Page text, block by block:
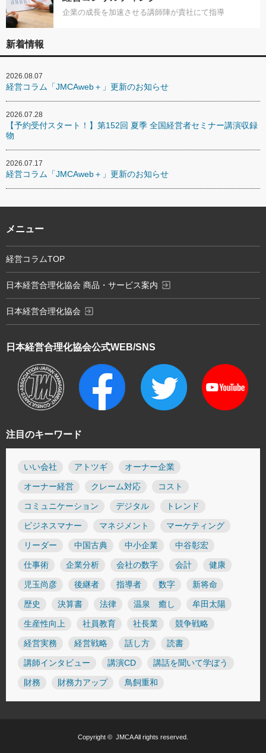
企業の成長を加速させる講師陣が貴社にて指導
新着情報
2026.08.07
経営コラム「JMCAweb＋」更新のお知らせ
2026.07.28
【予約受付スタート！】第152回 夏季 全国経営者セミナー講演収録
物
2026.07.17
経営コラム「JMCAweb＋」更新のお知らせ
注目のキーワード
いい会社 アトツギ オーナー企業
オーナー経営 クレーム対応 コスト
コミュニケーション デジタル トレンド
ビジネスマナー マネジメント マーケティング
リーダー 中国古典 中小企業 中谷彰宏
仕事術 企業分析 会社の数字 会計 健康
児玉尚彦 後継者 指導者 数字 新将命
歴史 決算書 法律 温泉 癒し 牟田太陽
生産性向上 社員教育 社長業 競争戦略
経営実務 経営戦略 話し方 読書
講師インタビュー 講演CD 講話を聞いて学ぼう
財務 財務力アップ 鳥飼重和
日本経営合理化協会公式WEB/SNS
メニュー
経営コラムTOP
日本経営合理化協会 商品・サービス案内 exit_to_app
日本経営合理化協会 exit_to_app
Copyright © JMCAAll rights reserved.